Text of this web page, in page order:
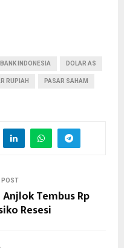
BANK INDONESIA DOLAR AS
RUPIAH PASAR SAHAM
POST
Tembus Rp
Resesi